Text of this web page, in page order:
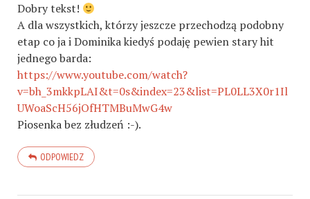
Dobry tekst!
A dla wszystkich, którzy jeszcze przechodzą podobny
etap co ja i Dominika kiedyś podaję pewien stary hit
jednego barda:
https://www.youtube.com/watch?
v=bh_3mkkpLAI&t=0s&index=23&list=PL0LL3X0r1Il
UWoaScH56jOfHTMBuMwG4w
Piosenka bez złudzeń :-).
ODPOWIEDZ